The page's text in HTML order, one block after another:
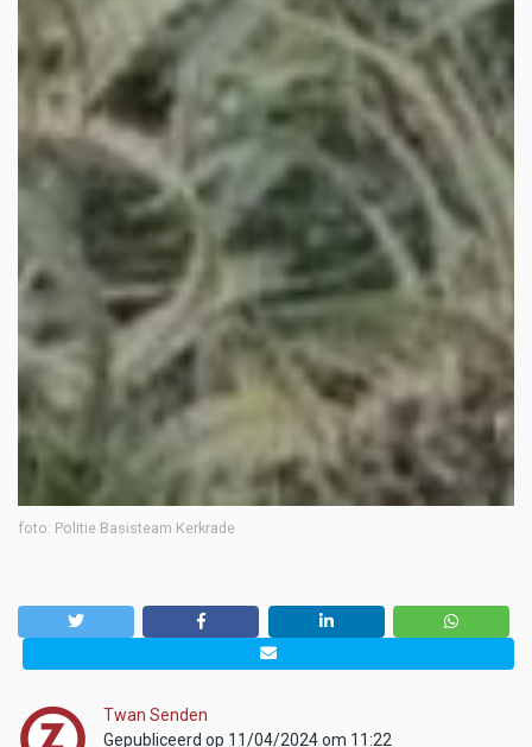
foto: Politie Basisteam Kerkrade
Twan Senden
Gepubliceerd op 11/04/2024 om 11:22